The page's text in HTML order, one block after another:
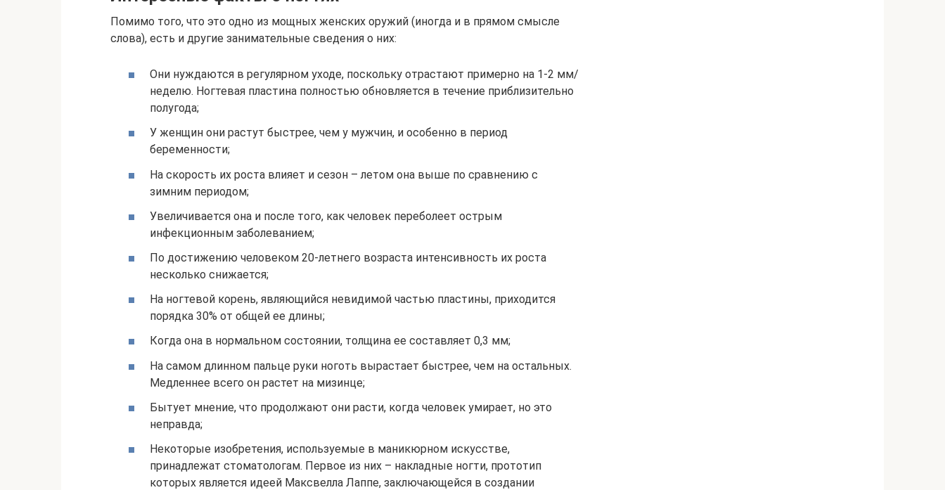
Помимо того, что это одно из мощных женских оружий (иногда и в прямом смысле
слова), есть и другие занимательные сведения о них:
Они нуждаются в регулярном уходе, поскольку отрастают примерно на 1-2 мм/
неделю. Ногтевая пластина полностью обновляется в течение приблизительно
полугода;
У женщин они растут быстрее, чем у мужчин, и особенно в период
беременности;
На скорость их роста влияет и сезон – летом она выше по сравнению с
зимним периодом;
Увеличивается она и после того, как человек переболеет острым
инфекционным заболеванием;
По достижению человеком 20-летнего возраста интенсивность их роста
несколько снижается;
На ногтевой корень, являющийся невидимой частью пластины, приходится
порядка 30% от общей ее длины;
Когда она в нормальном состоянии, толщина ее составляет 0,3 мм;
На самом длинном пальце руки ноготь вырастает быстрее, чем на остальных.
Медленнее всего он растет на мизинце;
Бытует мнение, что продолжают они расти, когда человек умирает, но это
неправда;
Некоторые изобретения, используемые в маникюрном искусстве,
принадлежат стоматологам. Первое из них – накладные ногти, прототип
которых является идеей Максвелла Лаппе, заключающейся в создании